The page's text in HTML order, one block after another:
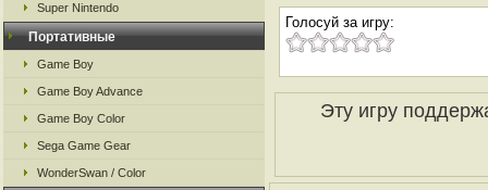
Super Nintendo
Портативные
Game Boy
Game Boy Advance
Game Boy Color
Sega Game Gear
WonderSwan / Color
Голосуй за игру:
Эту игру